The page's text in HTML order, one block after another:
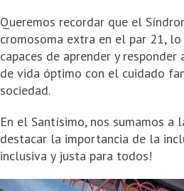
Queremos recordar que el
cromosoma extra en el par 21,
capaces de aprender y
de vida óptimo con el cuidado
sociedad.
En el Santísimo, nos sumamos
destacar la importancia de la
inclusiva y justa para todos!